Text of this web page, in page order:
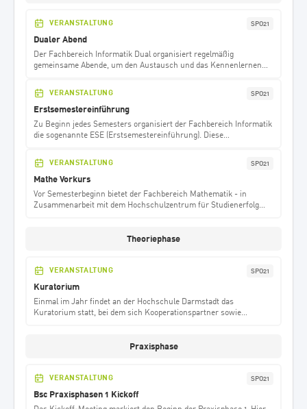
VERANSTALTUNG SPO21
Dualer Abend
Der Fachbereich Informatik Dual organisiert regelmäßig
gemeinsame Abende, um den Austausch und das Kennenlernen
INFDL-Team und dem ExKoSI Verein organisiert, und alle dualen
Studierenden werden per E-Mail dazu eingeladen.
VERANSTALTUNG SPO21
Erstsemestereinführung
Zu Beginn jedes Semesters organisiert der Fachbereich Informatik
die sogenannte ESE (Erstsemestereinführung). Diese
unseres Fachbereichs gestaltet. Für alle, die ihr Studium an der
h_da beginnen, ist es besonders wichtig, an den zentralen
Programmpunkten wie der Belegung, allgemeinen Informationen
und der Einführung in die Studienordnung teilzunehmen. Es wird
jedoch empfohlen, wenn möglich, an der gesamten ESE
VERANSTALTUNG SPO21
Mathe Vorkurs
Vor Semesterbeginn bietet der Fachbereich Mathematik - in
Zusammenarbeit mit dem Hochschulzentrum für Studienerfolg
Mathematikkenntnisse der Mittelstufe aufzufrischen.
Theoriephase
VERANSTALTUNG SPO21
Kuratorium
Einmal im Jahr findet an der Hochschule Darmstadt das
Kuratorium statt, bei dem sich Kooperationspartner sowie
zukünftige Ausrichtung und die Inhalte des dualen
Studium. Der Termin wird auf https://termine.infdl.de
veröffentlicht; die Teilnehmenden werden zusätzlich per E-Mail zu
dem Treffen eingeladen.
Praxisphase
VERANSTALTUNG SPO21
Bsc Praxisphasen 1 Kickoff